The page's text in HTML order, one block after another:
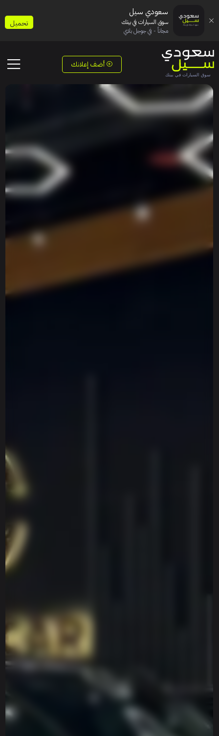
أضف إعلانك
سعودي سيل
سوق السيارات في بيتك
مجاناً - في جوجل بلاي
تحميل